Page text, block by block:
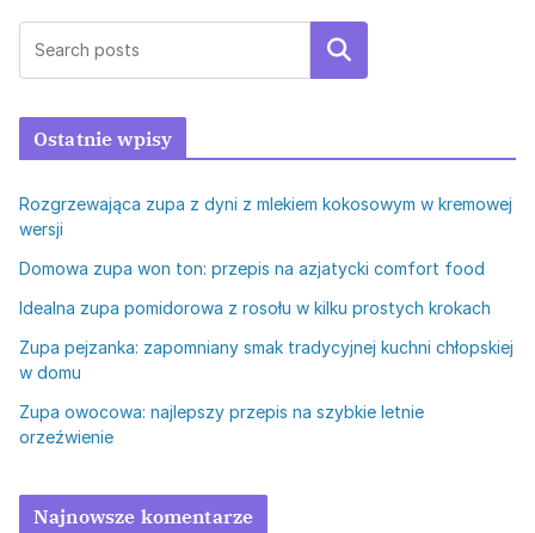
Szukaj
Ostatnie wpisy
Rozgrzewająca zupa z dyni z mlekiem kokosowym w kremowej
wersji
Domowa zupa won ton: przepis na azjatycki comfort food
Idealna zupa pomidorowa z rosołu w kilku prostych krokach
Zupa pejzanka: zapomniany smak tradycyjnej kuchni chłopskiej
w domu
Zupa owocowa: najlepszy przepis na szybkie letnie
orzeźwienie
Najnowsze komentarze